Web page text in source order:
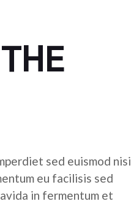
sed euismod nisi
eu facilisis sed
in fermentum et